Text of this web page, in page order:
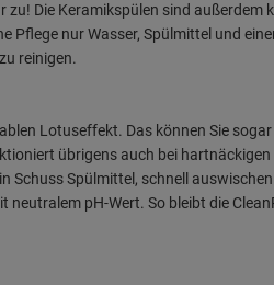
Die Keramikspülen sind
Pflege nur Wasser, Spülmittel und
reinigen.
Lotuseffekt. Das können Sie
übrigens auch bei
Spülmittel, schnell
pH-Wert. So bleibt die